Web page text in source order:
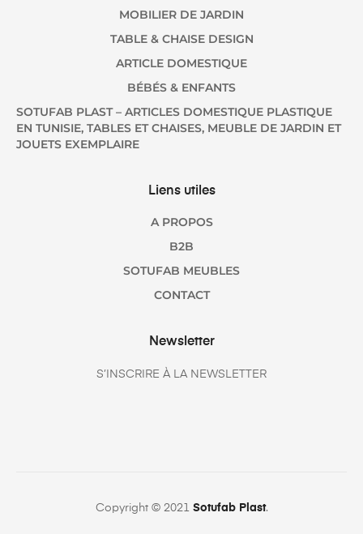
MOBILIER DE JARDIN
TABLE & CHAISE DESIGN
ARTICLE DOMESTIQUE
BÉBÉS & ENFANTS
SOTUFAB PLAST – ARTICLES DOMESTIQUE PLASTIQUE
EN TUNISIE, TABLES ET CHAISES, MEUBLE DE JARDIN ET
JOUETS EXEMPLAIRE
Liens utiles
A PROPOS
B2B
SOTUFAB MEUBLES
CONTACT
Newsletter
S’INSCRIRE À LA NEWSLETTER
Copyright © 2021 Sotufab Plast.